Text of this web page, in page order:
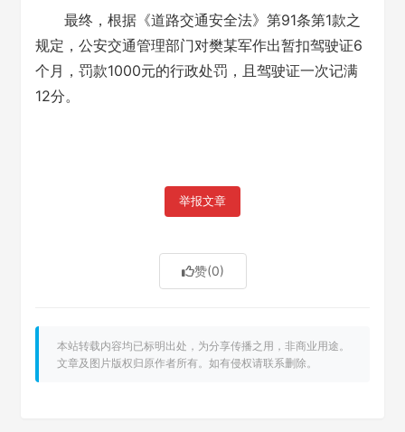
最终，根据《道路交通安全法》第91条第1款之
规定，公安交通管理部门对樊某军作出暂扣驾驶证6
个月，罚款1000元的行政处罚，且驾驶证一次记满
12分。
举报文章
赞(0)
本站转载内容均已标明出处，为分享传播之用，非商业用途。
文章及图片版权归原作者所有。如有侵权请联系删除。